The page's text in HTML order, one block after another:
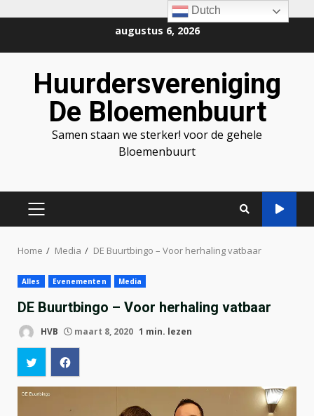
inhoud
augustus 6, 2026
Huurdersvereniging
De Bloemenbuurt
Samen staan we sterker! voor de gehele
Bloemenbuurt
PRIMAIR
Home Media DE Buurtbingo – Voor herhaling vatbaar
Alles Evenementen Media
DE Buurtbingo – Voor herhaling vatbaar
HVB maart 8, 2020 1 min. lezen
Dutch